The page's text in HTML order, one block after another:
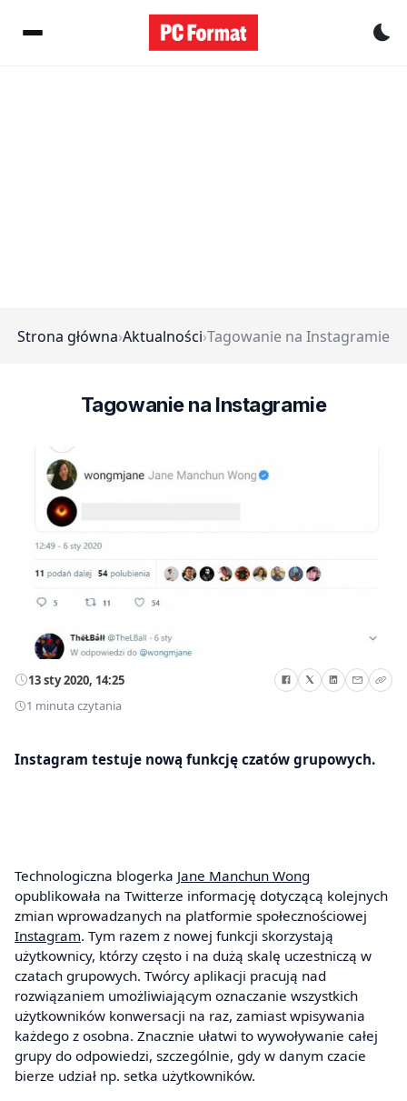
Strona główna›Aktualności›Tagowanie na Instagramie
Tagowanie na Instagramie
13 sty 2020, 14:25
1 minuta czytania
Instagram testuje nową funkcję czatów grupowych.
Technologiczna blogerka Jane Manchun Wong
opublikowała na Twitterze informację dotyczącą kolejnych
zmian wprowadzanych na platformie społecznościowej
Instagram. Tym razem z nowej funkcji skorzystają
użytkownicy, którzy często i na dużą skalę uczestniczą w
czatach grupowych. Twórcy aplikacji pracują nad
rozwiązaniem umożliwiającym oznaczanie wszystkich
użytkowników konwersacji na raz, zamiast wpisywania
każdego z osobna. Znacznie ułatwi to wywoływanie całej
grupy do odpowiedzi, szczególnie, gdy w danym czacie
bierze udział np. setka użytkowników.